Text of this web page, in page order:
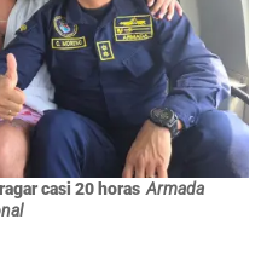
casi 20 horas Armada